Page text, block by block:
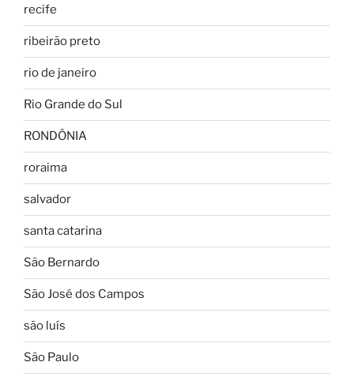
recife
ribeirão preto
rio de janeiro
Rio Grande do Sul
RONDÔNIA
roraima
salvador
santa catarina
São Bernardo
São José dos Campos
são luís
São Paulo